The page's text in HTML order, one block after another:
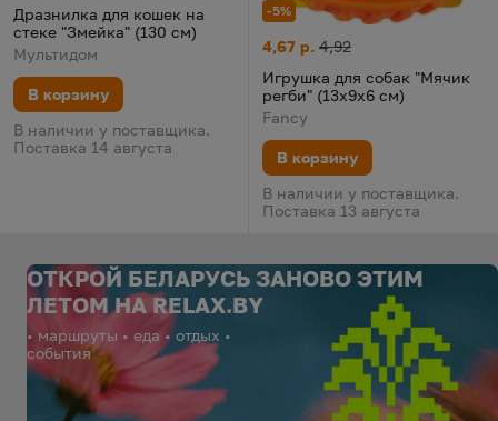
Дразнилка для кошек на
стеке "Змейка" (130 см)
Мультидом
В корзину
В наличии у поставщика.
Поставка 14 августа
-5%
Игрушка для собак "Мячик
Цена:
4,67 р.
Старая цена:
4,92
Игрушка для собак "Мячик
регби" (13х9х6 см)
Fancy
В корзину
В наличии у поставщика.
Поставка 13 августа
ОТКРОЙ БЕЛАРУСЬ ЗАНОВО ЭТИМ
ЛЕТОМ НА RELAX.BY
• маршруты • еда • отдых •
события